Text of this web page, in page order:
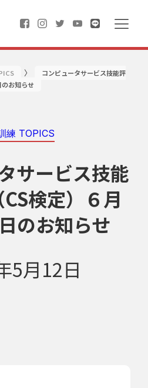
〉
コンピュータサービス技能評
お知らせ
練 TOPICS
サービス技能
検定）６月
のお知らせ
5月12日